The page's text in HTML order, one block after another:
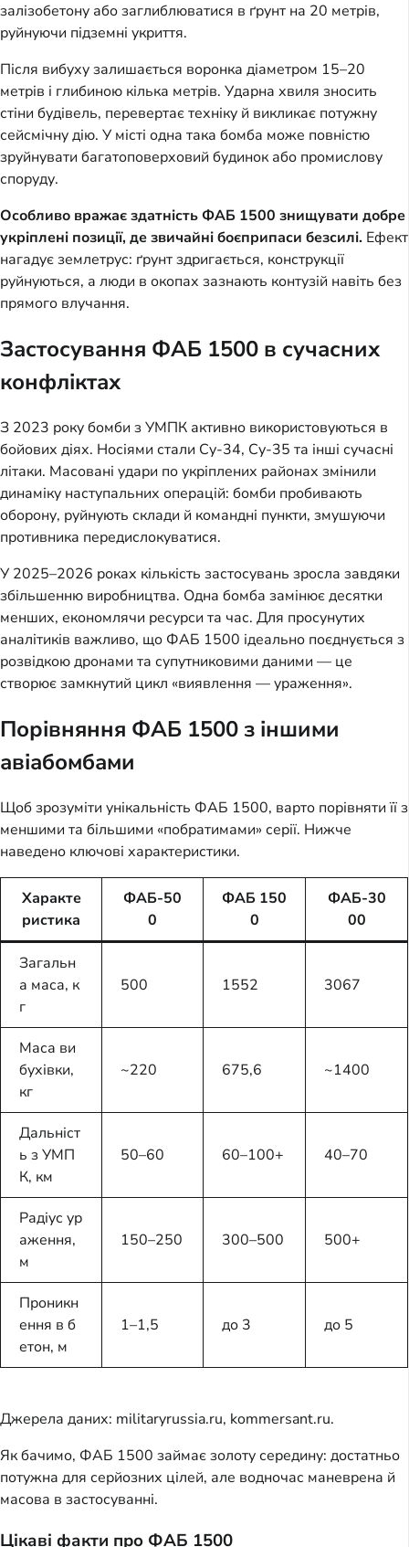
залізобетону або заглиблюватися в ґрунт на 20 метрів,
руйнуючи підземні укриття.
Після вибуху залишається воронка діаметром 15–20
метрів і глибиною кілька метрів. Ударна хвиля зносить
стіни будівель, перевертає техніку й викликає потужну
сейсмічну дію. У місті одна така бомба може повністю
зруйнувати багатоповерховий будинок або промислову
споруду.
Особливо вражає здатність ФАБ 1500 знищувати добре
укріплені позиції, де звичайні боєприпаси безсилі. Ефект
нагадує землетрус: ґрунт здригається, конструкції
руйнуються, а люди в окопах зазнають контузій навіть без
прямого влучання.
Застосування ФАБ 1500 в сучасних
конфліктах
З 2023 року бомби з УМПК активно використовуються в
бойових діях. Носіями стали Су-34, Су-35 та інші сучасні
літаки. Масовані удари по укріплених районах змінили
динаміку наступальних операцій: бомби пробивають
оборону, руйнують склади й командні пункти, змушуючи
противника передислокуватися.
У 2025–2026 роках кількість застосувань зросла завдяки
збільшенню виробництва. Одна бомба замінює десятки
менших, економлячи ресурси та час. Для просунутих
аналітиків важливо, що ФАБ 1500 ідеально поєднується з
розвідкою дронами та супутниковими даними — це
створює замкнутий цикл «виявлення — ураження».
Порівняння ФАБ 1500 з іншими
авіабомбами
Щоб зрозуміти унікальність ФАБ 1500, варто порівняти її з
меншими та більшими «побратимами» серії. Нижче
наведено ключові характеристики.
Характе
ристика
ФАБ-50
0
ФАБ 150
0
ФАБ-30
00
Загальн
а маса, к
г
500 1552 3067
Маса ви
бухівки,
кг
~220 675,6 ~1400
Дальніст
ь з УМП
К, км
50–60 60–100+ 40–70
Радіус ур
аження,
м
150–250 300–500 500+
Проникн
ення в б
етон, м
1–1,5 до 3 до 5
Джерела даних: militaryrussia.ru, kommersant.ru.
Як бачимо, ФАБ 1500 займає золоту середину: достатньо
потужна для серйозних цілей, але водночас маневрена й
масова в застосуванні.
Цікаві факти про ФАБ 1500